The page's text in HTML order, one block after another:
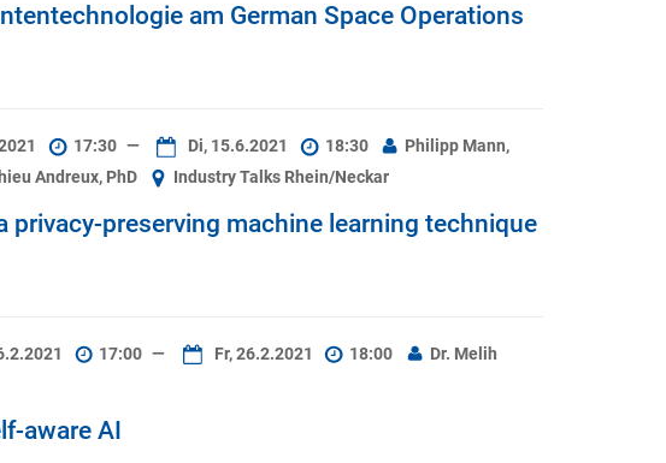
am German Space Operations
17:30 — Di, 15.6.2021 18:30
Philipp Mann,
Andreux, PhD
Industry Talks Rhein/Neckar
privacy-preserving machine learning technique
17:00 — Fr, 26.2.2021 18:00
Dr. Melih
aware AI